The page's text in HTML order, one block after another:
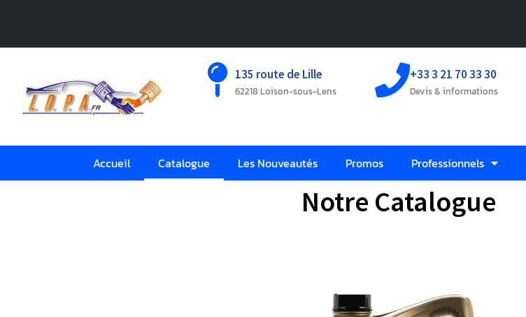
135 route de Lille
62218 Loison-sous-Lens
+33 3 21 70 33 30
Devis & informations
Accueil Catalogue Les Nouveautés Promos Professionnels
Notre Catalogue